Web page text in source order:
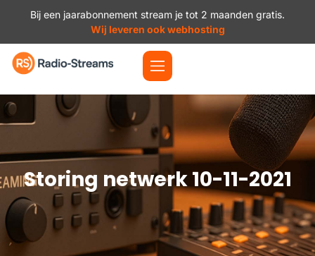
Bij een jaarabonnement stream je tot 2 maanden gratis.
Wij leveren ook webhosting
Storing netwerk 10-11-2021